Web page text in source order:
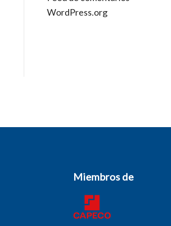
WordPress.org
Miembros de